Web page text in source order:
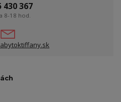
430 367
8-18 hod.